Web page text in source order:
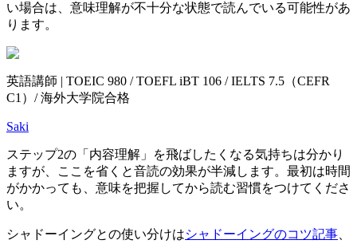
い場合は、意味理解が不十分な状態で読んでいる可能性があ
ります。
英語講師 | TOEIC 980 / TOEFL iBT 106 / IELTS 7.5（CEFR
C1）/ 海外大学院合格
Saki
ステップ2の「内容理解」を飛ばしたくなる気持ちは分かり
ますが、ここを省くと音読の効果が半減します。最初は時間
がかかっても、意味を把握してから読む習慣をつけてくださ
い。
シャドーイングとの使い分けはシャドーイングのコツ記事